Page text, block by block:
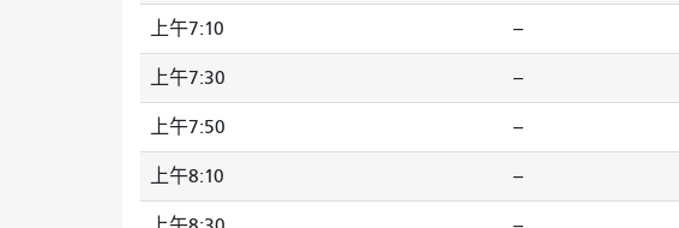
上午7:10 --
上午7:30 --
上午7:50 --
上午8:10 --